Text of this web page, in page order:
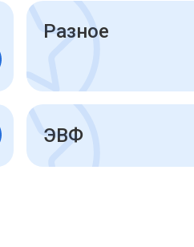
Разное
ЭВФ